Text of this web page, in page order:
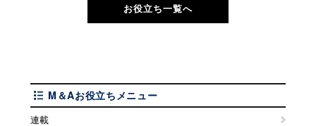
お役立ち一覧へ
M＆Aお役立ちメニュー
連載